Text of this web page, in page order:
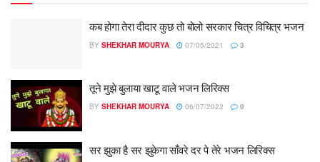
कब होगा तेरा दीदार कुछ तो बोलो सरकार चित्र विचित्र भजन
BY SHEKHAR MOURYA 07/05/2021 3
तूने मुझे बुलाया खाटू वाले भजन लिरिक्स
BY SHEKHAR MOURYA 06/07/2022 0
सर झुका है सर झुकेगा साँवरे दर पे तेरे भजन लिरिक्स